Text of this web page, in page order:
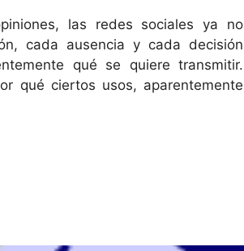
las redes sociales ya no
cada ausencia y cada decisión
qué se quiere transmitir.
qué ciertos usos, aparentemente